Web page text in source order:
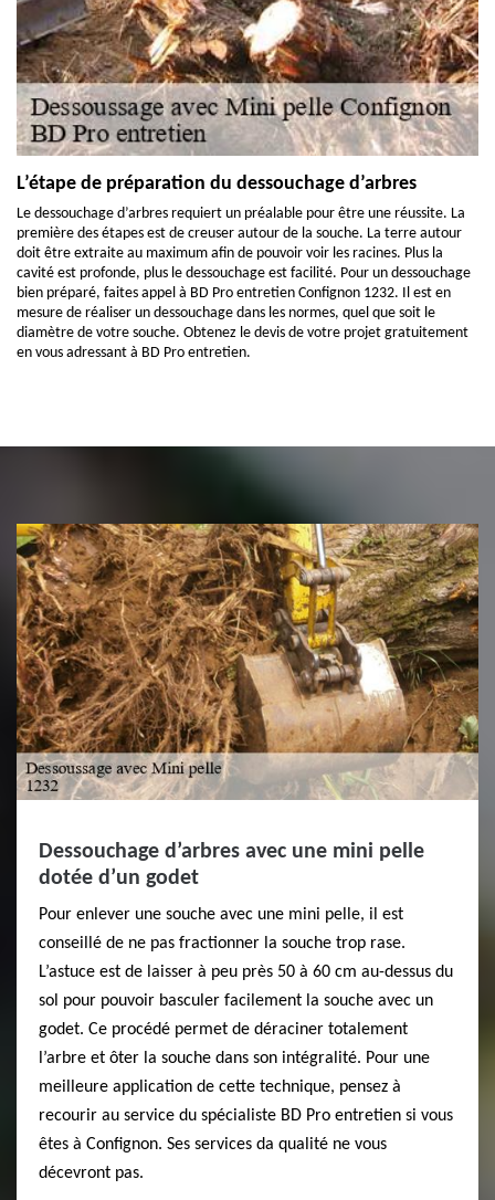
L’étape de préparation du dessouchage d’arbres
Le dessouchage d’arbres requiert un préalable pour être une réussite. La
première des étapes est de creuser autour de la souche. La terre autour
doit être extraite au maximum afin de pouvoir voir les racines. Plus la
cavité est profonde, plus le dessouchage est facilité. Pour un dessouchage
bien préparé, faites appel à BD Pro entretien Confignon 1232. Il est en
mesure de réaliser un dessouchage dans les normes, quel que soit le
diamètre de votre souche. Obtenez le devis de votre projet gratuitement
en vous adressant à BD Pro entretien.
Dessouchage d’arbres avec une mini pelle
dotée d’un godet
Pour enlever une souche avec une mini pelle, il est
conseillé de ne pas fractionner la souche trop rase.
L’astuce est de laisser à peu près 50 à 60 cm au-dessus du
sol pour pouvoir basculer facilement la souche avec un
godet. Ce procédé permet de déraciner totalement
l’arbre et ôter la souche dans son intégralité. Pour une
meilleure application de cette technique, pensez à
recourir au service du spécialiste BD Pro entretien si vous
êtes à Confignon. Ses services da qualité ne vous
décevront pas.